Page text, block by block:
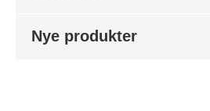
Nye produkter